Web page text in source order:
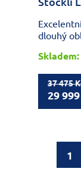
dlouhý
Skladem:
37 475
29
1